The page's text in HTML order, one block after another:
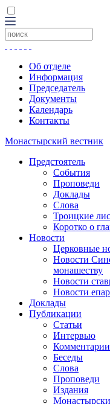
Об отделе
Информация
Председатель
Документы
Календарь
Контакты
Монастырский вестник
Предстоятель
События
Проповеди
Доклады
Слова
Троицкие
Коротко о
Новости
Церковные
Новости
монашеству
Новости
Новости
Доклады
Публикации
Статьи
Интервью
Комментарии
Беседы
Слова
Проповеди
Издания